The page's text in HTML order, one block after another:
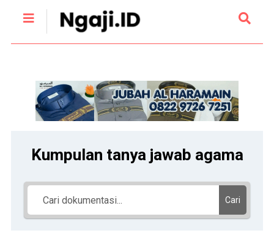
Kumpulan tanya jawab agama
Cari